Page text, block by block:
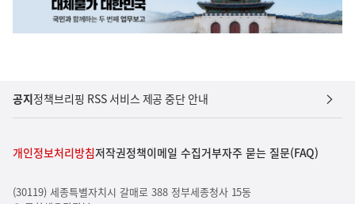
공지정책브리핑 RSS 서비스 제공 중단 안내
개인정보처리방침저작권정책이메일 수집거부자주 묻는 질문(FAQ)
(30119) 세종특별자치시 갈매로 388 정부세종청사 15동